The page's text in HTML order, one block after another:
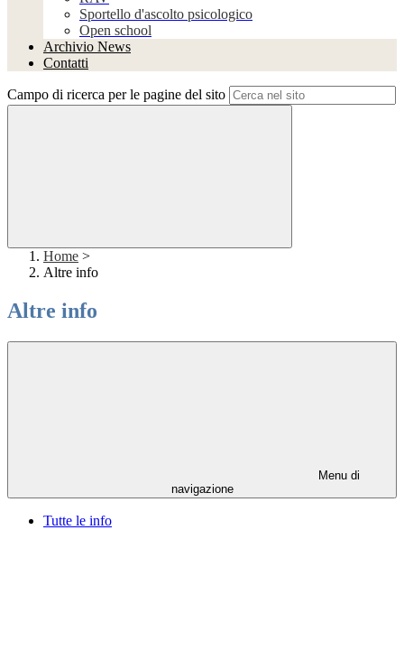
Sportello d'ascolto psicologico
Open school
Archivio News
Contatti
Campo di ricerca per le pagine del sito
Home >
Altre info
Altre info
Menu di
navigazione
Tutte le info